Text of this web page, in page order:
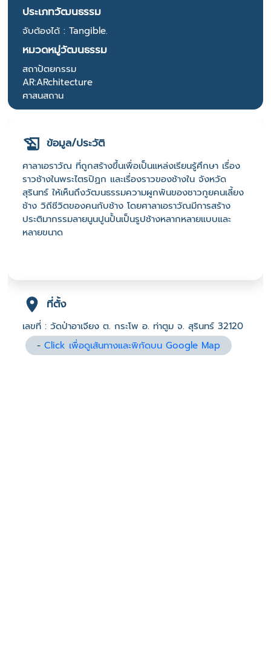
ประเภทวัฒนธรรม
จับต้องได้ : Tangible.
หมวดหมู่วัฒนธรรม
สถาปัตยกรรม
AR:ARchitecture
ศาสนสถาน
ข้อมูล/ประวัติ
ศาลาเอราวัณ ที่ถูกสร้างขึ้นเพื่อเป็นแหล่งเรียนรู้ศึกษา เรื่อง
ราวช้างในพระไตรปิฏก และเรื่องราวของช้างใน จังหวัด
สุรินทร์ ให้เห็นถึงวัฒนธรรมความผูกพันของชาวกูยคนเลี้ยง
ช้าง วิถีชีวิตของคนกับช้าง โดยศาลาเอราวัณมีการสร้าง
ประติมากรรมลายนูนปูนปั้นเป็นรูปช้างหลากหลายแบบและ
หลายขนาด
ที่ตั้ง
เลขที่ : วัดป่าอาเจียง ต. กระโพ อ. ท่าตูม จ. สุรินทร์ 32120
-Click เพื่อดูเส้นทางและพิกัดบน Google Map